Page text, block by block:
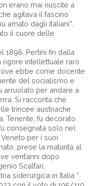
erano mai riuscite a
agitava il fascino
amato dagli italiani”,
il cuore delle
1896, Pertini fin dalla
intellettuale raro.
ebbe come docente
del socialismo e
arruolato per andare a
Si racconta che
trincee austriache
Tenente, fu decorato
consegnata solo nel
per i suoi
prese la maturità al
vent’anni dopo
Scalfari.
siderurgica in Italia “